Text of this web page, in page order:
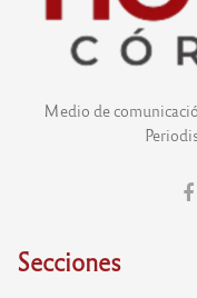
Medio de
Secciones